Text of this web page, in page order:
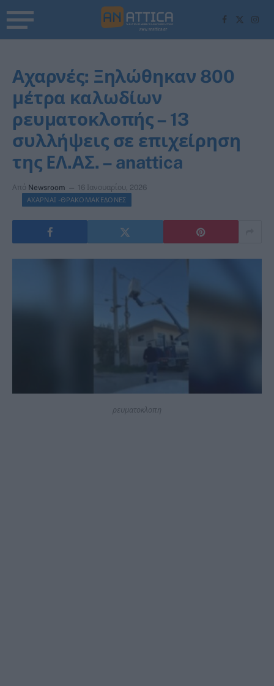
Facebook
X
(Twitter)
Αχαρνές: Ξηλώθηκαν 800
μέτρα καλωδίων
ρευματοκλοπής – 13
συλλήψεις σε επιχείρηση
της ΕΛ.ΑΣ. – anattica
Από Newsroom 16 Ιανουαρίου, 2026
ΑΧΑΡΝΑΙ -ΘΡΑΚΟΜΑΚΕΔΟΝΕΣ
ρευματοκλοπη